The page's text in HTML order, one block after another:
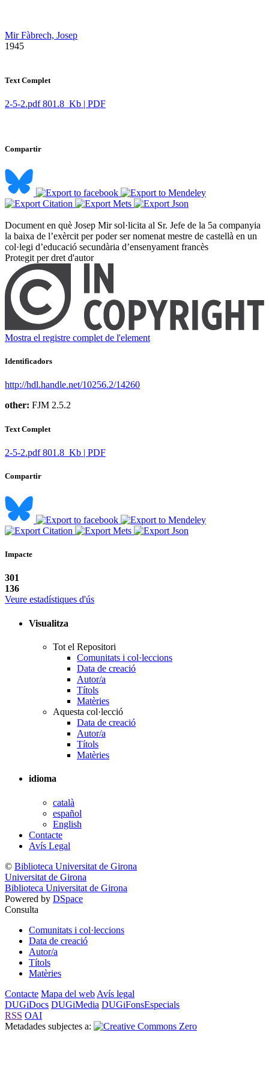
Mir Fàbrech, Josep
​ 1945
Text Complet
2-5-2.pdf 801.8 Kb | PDF
Compartir
Document en què Josep Mir sol·licita al Sr. Jefe de la 5a companyia
la baixa de l’exèrcit per poder ser nomenat mestre de castellà en un
col·legi d’educació secundària d’ensenyament francès ​
Protegit per dret d'autor
Mostra el registre complet de l'element
Identificadors
http://hdl.handle.net/10256.2/14260
other: FJM 2.5.2
Text Complet
2-5-2.pdf 801.8 Kb | PDF
Compartir
Impacte
301
136
Veure estadístiques d'ús
Visualitza
Tot el Repositori
Comunitats i col·leccions
Data de creació
Autor/a
Títols
Matèries
Aquesta col·lecció
Data de creació
Autor/a
Títols
Matèries
idioma
català
español
English
Contacte
Avís Legal
© Biblioteca Universitat de Girona
Universitat de Girona
Biblioteca Universitat de Girona
Powered by DSpace
Consulta
Comunitats i col·leccions
Data de creació
Autor/a
Títols
Matèries
Contacte Mapa del web Avís legal
DUGiDocs DUGiMedia DUGiFonsEspecials
RSS OAI
Metadades subjectes a: